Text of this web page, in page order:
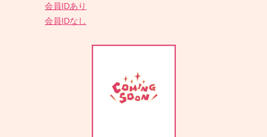
会員IDあり
会員IDなし